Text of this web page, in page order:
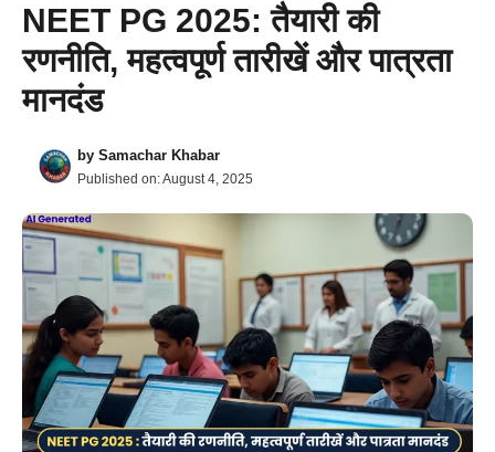
NEET PG 2025: तैयारी की
रणनीति, महत्वपूर्ण तारीखें और पात्रता
मानदंड
by Samachar Khabar
Published on:August 4, 2025